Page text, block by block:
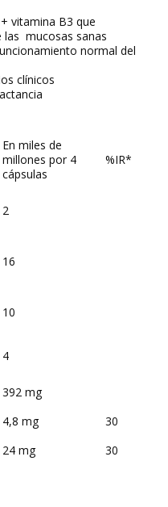
vitamina B3 que
las mucosas sanas
normal del
clínicos
En miles de
millones por 4
cápsulas
%IR*
2
16
10
4
392 mg
4,8 mg
30
24 mg
30